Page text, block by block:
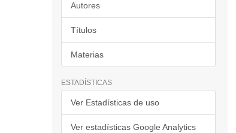
Autores
Títulos
Materias
ESTADÍSTICAS
Ver Estadísticas de uso
Ver estadísticas Google Analytics